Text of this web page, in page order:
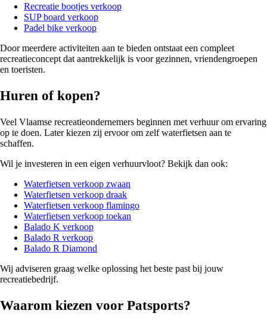
Recreatie bootjes verkoop
SUP board verkoop
Padel bike verkoop
Door meerdere activiteiten aan te bieden ontstaat een compleet
recreatieconcept dat aantrekkelijk is voor gezinnen, vriendengroepen
en toeristen.
Huren of kopen?
Veel Vlaamse recreatieondernemers beginnen met verhuur om ervaring
op te doen. Later kiezen zij ervoor om zelf waterfietsen aan te
schaffen.
Wil je investeren in een eigen verhuurvloot? Bekijk dan ook:
Waterfietsen verkoop zwaan
Waterfietsen verkoop draak
Waterfietsen verkoop flamingo
Waterfietsen verkoop toekan
Balado K verkoop
Balado R verkoop
Balado R Diamond
Wij adviseren graag welke oplossing het beste past bij jouw
recreatiebedrijf.
Waarom kiezen voor Patsports?